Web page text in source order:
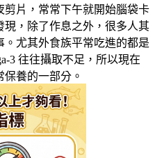
片，常常下午就開始腦袋卡
，除了作息之外，很多人其
尤其外食族平常吃進的都是
3 往往攝取不足，所以現在
養的一部分。